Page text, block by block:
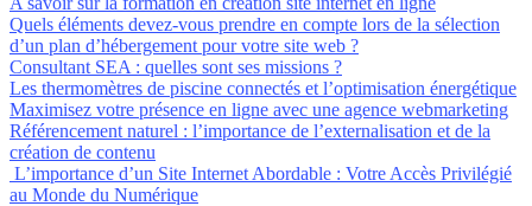
Quels éléments devez-vous prendre en compte lors de la sélection
d’un plan d’hébergement pour votre site web ?
Consultant SEA : quelles sont ses missions ?
Les thermomètres de piscine connectés et l’optimisation énergétique
Maximisez votre présence en ligne avec une agence webmarketing
Référencement naturel : l’importance de l’externalisation et de la
création de contenu
L’importance d’un Site Internet Abordable : Votre Accès Privilégié
au Monde du Numérique